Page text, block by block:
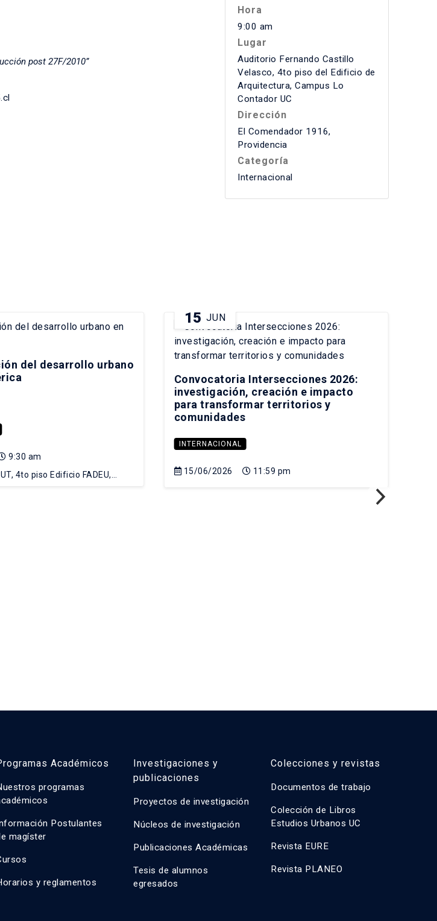
post 27F/2010”
Hora
9:00 am
Lugar
Auditorio Fernando Castillo
Velasco, 4to piso del Edificio de
Arquitectura, Campus Lo
Contador UC
Dirección
El Comendador 1916,
Providencia
Categoría
Internacional
del desarrollo urbano
9:30 am
4to piso Edificio FADEU,
15 JUN
Convocatoria Intersecciones 2026:
investigación, creación e impacto
para transformar territorios y
comunidades
INTERNACIONAL
15/06/2026 11:59 pm
Académicos
programas
Postulantes
magíster
y reglamentos
Investigaciones y
publicaciones
Proyectos de investigación
Núcleos de investigación
Publicaciones Académicas
Tesis de alumnos
egresados
Colecciones y revistas
Documentos de trabajo
Colección de Libros
Estudios Urbanos UC
Revista EURE
Revista PLANEO